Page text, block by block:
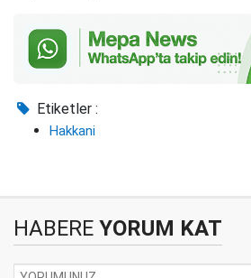
Etiketler :
Hakkani
HABERE YORUM KAT